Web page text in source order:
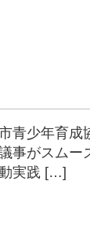
青少年育
事がスム
実践 […]